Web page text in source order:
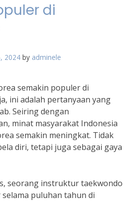
di
2024 by adminele
semakin populer di
ini adalah pertanyaan yang
Seiring dengan
minat masyarakat Indonesia
semakin meningkat. Tidak
diri, tetapi juga sebagai gaya
seorang instruktur taekwondo
puluhan tahun di